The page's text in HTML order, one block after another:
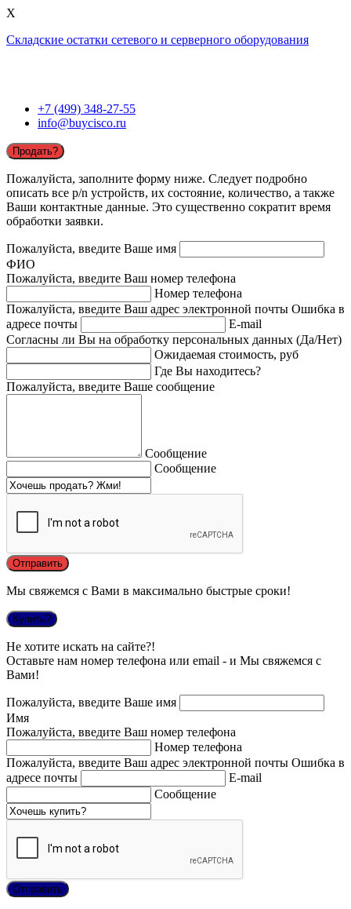
X
Складские остатки сетевого и серверного оборудования
+7 (499) 348-27-55
info@buycisco.ru
Продать?
Пожалуйста, заполните форму ниже. Следует подробно
описать все p/n устройств, их состояние, количество, а также
Ваши контактные данные. Это существенно сократит время
обработки заявки.
Пожалуйста, введите Ваше имя
ФИО
Пожалуйста, введите Ваш номер телефона
Номер телефона
Пожалуйста, введите Ваш адрес электронной почты Ошибка в
адресе почты
E-mail
Согласны ли Вы на обработку персональных данных (Да/Нет)
Ожидаемая стоимость, руб
Где Вы находитесь?
Пожалуйста, введите Ваше сообщение
Сообщение
Сообщение
Мы свяжемся с Вами в максимально быстрые сроки!
Купить?
Не хотите искать на сайте?!
Оставьте нам номер телефона или email - и Мы свяжемся с
Вами!
Пожалуйста, введите Ваше имя
Имя
Пожалуйста, введите Ваш номер телефона
Номер телефона
Пожалуйста, введите Ваш адрес электронной почты Ошибка в
адресе почты
E-mail
Сообщение